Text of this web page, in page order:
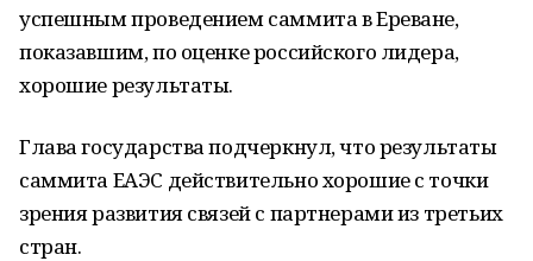
успешным проведением саммита в Ереване,
показавшим, по оценке российского лидера,
хорошие результаты.
Глава государства подчеркнул, что результаты
саммита ЕАЭС действительно хорошие с точки
зрения развития связей с партнерами из третьих
стран.